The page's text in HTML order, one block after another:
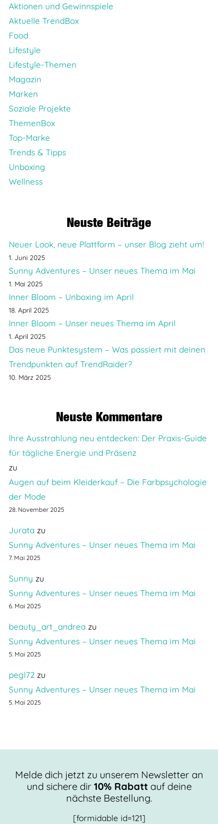
Aktionen und Gewinnspiele
Aktuelle TrendBox
Food
Lifestyle
Lifestyle-Themen
Magazin
Marken
Soziale Projekte
ThemenBox
Top-Marke
Trends & Tipps
Unboxing
Wellness
Neuste Beiträge
Neuer Look, neue Plattform – unser Blog zieht um!
1. Juni 2025
Sunny Adventures – Unser neues Thema im Mai
1. Mai 2025
Inner Bloom – Unboxing im April
18. April 2025
Inner Bloom – Unser neues Thema im April
1. April 2025
Das neue Punktesystem – Was passiert mit deinen
Trendpunkten auf TrendRaider?
10. März 2025
Neuste Kommentare
Ihre Ausstrahlung neu entdecken: Der Praxis-Guide
für tägliche Energie und Präsenz
zu
Augen auf beim Kleiderkauf – Die Farbpsychologie
der Mode
28. November 2025
Jurata zu
Sunny Adventures – Unser neues Thema im Mai
7. Mai 2025
Sunny zu
Sunny Adventures – Unser neues Thema im Mai
6. Mai 2025
beauty_art_andrea zu
Sunny Adventures – Unser neues Thema im Mai
5. Mai 2025
pegl72zu
Sunny Adventures – Unser neues Thema im Mai
5. Mai 2025
Melde dich jetzt zu unserem Newsletter an
und sichere dir 10% Rabattauf deine
nächste Bestellung.
[formidable id=121]